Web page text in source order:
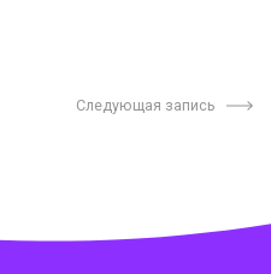
Следующая запись